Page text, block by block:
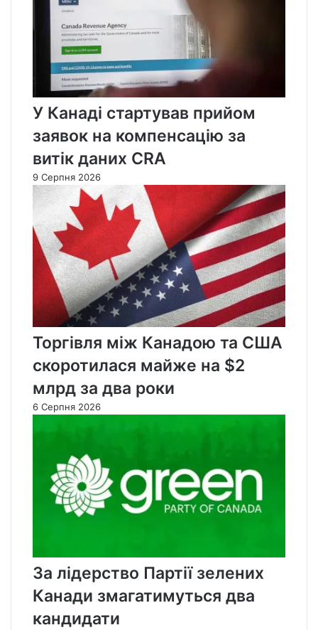
У Канаді стартував прийом
заявок на компенсацію за
витік даних CRA
9 Серпня 2026
Торгівля між Канадою та США
скоротилася майже на $2
млрд за два роки
6 Серпня 2026
За лідерство Партії зелених
Канади змагатимуться два
кандидати